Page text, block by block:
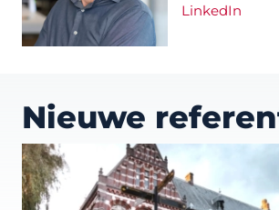
LinkedIn
Nieuwe